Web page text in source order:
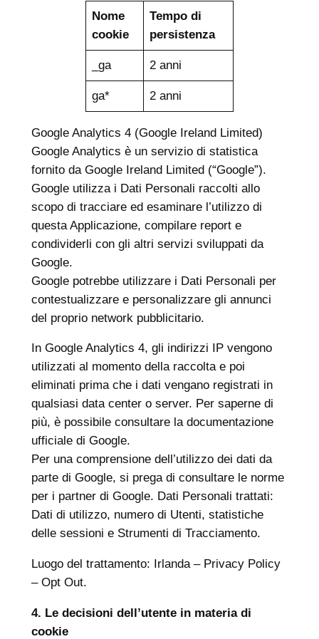
Nome
cookie
Tempo di
persistenza
_ga 2 anni
ga* 2 anni
Google Analytics 4 (Google Ireland Limited)
Google Analytics è un servizio di statistica
fornito da Google Ireland Limited (“Google”).
Google utilizza i Dati Personali raccolti allo
scopo di tracciare ed esaminare l’utilizzo di
questa Applicazione, compilare report e
condividerli con gli altri servizi sviluppati da
Google.
Google potrebbe utilizzare i Dati Personali per
contestualizzare e personalizzare gli annunci
del proprio network pubblicitario.
In Google Analytics 4, gli indirizzi IP vengono
utilizzati al momento della raccolta e poi
eliminati prima che i dati vengano registrati in
qualsiasi data center o server. Per saperne di
più, è possibile consultare la documentazione
ufficiale di Google.
Per una comprensione dell’utilizzo dei dati da
parte di Google, si prega di consultare le norme
per i partner di Google. Dati Personali trattati:
Dati di utilizzo, numero di Utenti, statistiche
delle sessioni e Strumenti di Tracciamento.
Luogo del trattamento: Irlanda – Privacy Policy
– Opt Out.
4. Le decisioni dell’utente in materia di
cookie